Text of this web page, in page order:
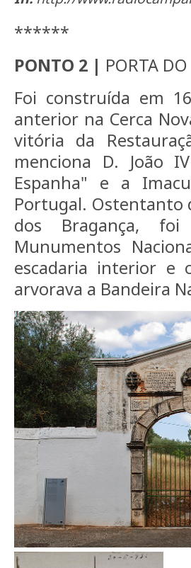
******
PONTO 2 | PORTA
Foi construída em
anterior na Cerca
vitória da
menciona D. João
Espanha" e a
Portugal. Ostentanto
dos Bragança,
Munumentos
escadaria interior e
arvorava a Bandeira